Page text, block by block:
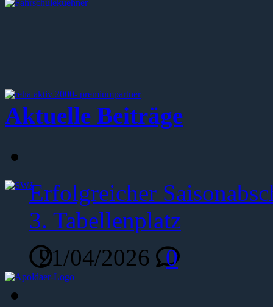
Aktuelle Beiträge
Erfolgreicher
3. Tabellenplatz
21/04/2026
0